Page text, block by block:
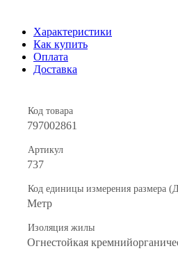
Характеристики
Как купить
Оплата
Доставка
Код товара
797002861
Артикул
737
Код единицы измерения размера
Метр
Изоляция жилы
Огнестойкая